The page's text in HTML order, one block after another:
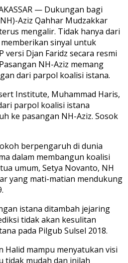
— Dukungan bagi
Aziz Qahhar Mudzakkar
mengalir. Tidak hanya dari
sinyal untuk
versi Djan Faridz secara resmi
NH-Aziz memang
dari parpol koalisi istana.
Institute, Muhammad Haris,
parpol koalisi istana
ke pasangan NH-Aziz. Sosok
berpengaruh di dunia
dalam membangun koalisi
umum, Setya Novanto, NH
yang mati-matian mendukung
istana ditambah jejaring
tidak akan kesulitan
pada Pilgub Sulsel 2018.
Halid mampu menyatukan visi
tidak mudah dan inilah